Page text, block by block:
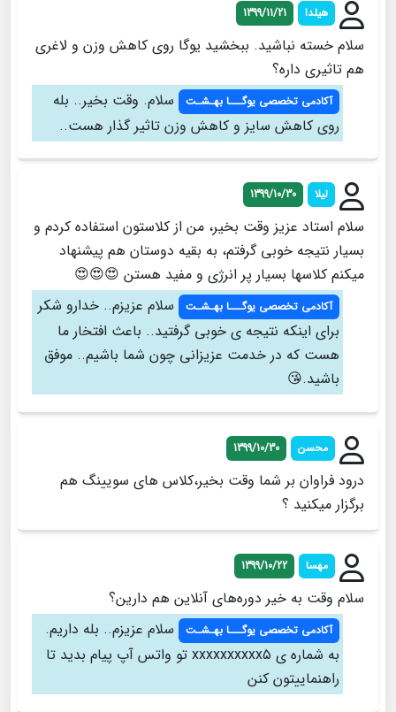
هیلدا 1399/11/21
سلام خسته نباشید. ببخشید یوگا روی کاهش وزن و لاغری
هم تاثیری داره؟
آکادمی تخصصی یوگـــا بهـشـت
سلام. وقت بخیر.. بله
روی کاهش سایز و کاهش وزن تاثیر گذار هست..
لیلا 1399/10/30
سلام استاد عزیز وقت بخیر، من از کلاستون استفاده کردم و
بسیار نتیجه خوبی گرفتم، به بقیه دوستان هم پیشنهاد
میکنم کلاسها بسیار پر انرژی و مفید هستن 😍😍😍
آکادمی تخصصی یوگـــا بهـشـت
سلام عزیزم.. خدارو شکر
برای اینکه نتیجه ی خوبی گرفتید.. باعث افتخار ما
هست که در خدمت عزیزانی چون شما باشیم.. موفق
باشید.😘
محسن 1399/10/30
درود فراوان بر شما وقت بخیر،کلاس های سویینگ هم
برگزار میکنید ؟
مهسا 1399/10/22
سلام وقت به خیر دوره‌های آنلاین هم دارین؟
آکادمی تخصصی یوگـــا بهـشـت
سلام عزیزم.. بله داریم.
به شماره ی xxxxxxxxxx۵ تو واتس آپ پیام بدید تا
راهنماییتون کنن